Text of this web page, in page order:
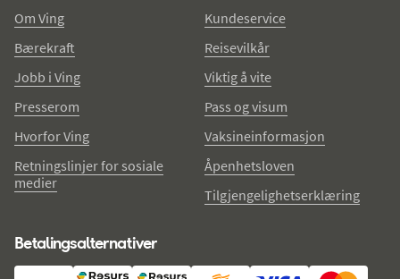
Om Ving
Bærekraft
Jobb i Ving
Presserom
Hvorfor Ving
Retningslinjer for sosiale
medier
Kundeservice
Reisevilkår
Viktig å vite
Pass og visum
Vaksineinformasjon
Åpenhetsloven
Tilgjengelighetserklæring
Betalingsalternativer